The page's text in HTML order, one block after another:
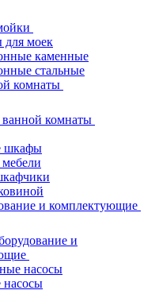
для моек
каменные
стальные
комнаты
комнаты
шкафы
и комплектующие
и
насосы